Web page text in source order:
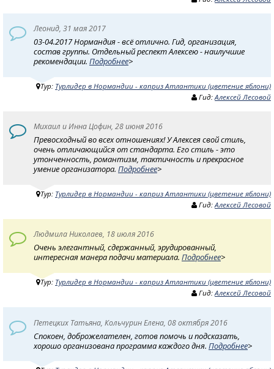
Леонид, 31 мая 2017
03-04.2017 Нормандия - всё отлично. Гид, организация,
состав группы. Отдельный респект Алексею - наилучшие
рекомендации. Подробнее>
Тур: Турлидер в Нормандии - каприз Атлантики (цветение яблони)
Гид: Алексей Лесовой
Михаил и Инна Цофин, 28 июня 2016
Превосходный во всех отношениях! У Алексея свой стиль,
очень отличающийся от стандарта. Его стиль - это
утонченность, романтизм, тактичность и прекрасное
умение организатора. Подробнее>
Тур: Турлидер в Нормандии - каприз Атлантики (цветение яблони)
Гид: Алексей Лесовой
Людмила Николаев, 18 июля 2016
Очень элегантный, сдержанный, эрудированный,
интересная манера подачи материала. Подробнее>
Тур: Турлидер в Нормандии - каприз Атлантики (цветение яблони)
Гид: Алексей Лесовой
Петецких Татьяна, Кольчурин Елена, 08 октября 2016
Спокоен, доброжелателен, готов помочь и подсказать,
хорошо организована программа каждого дня. Подробнее>